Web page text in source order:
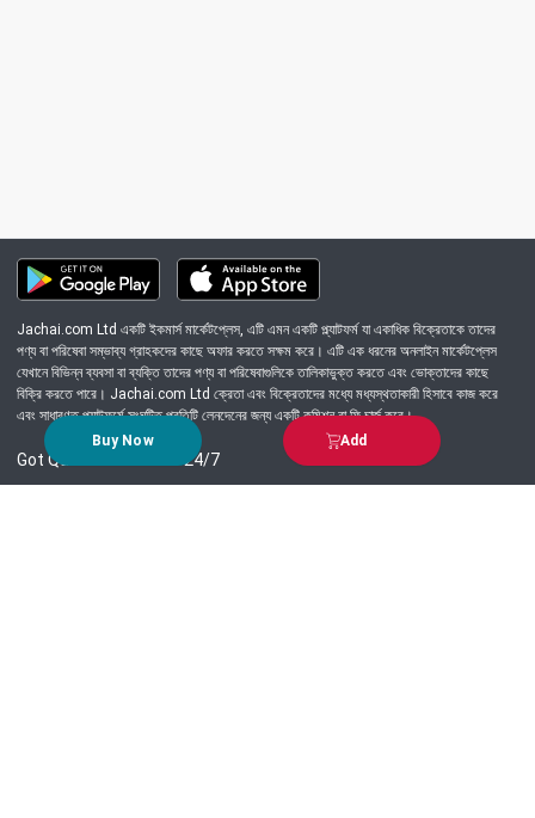
Buy Now Add
Jachai.com Ltd একটি ইকমার্স মার্কেটপ্লেস, এটি এমন একটি প্ল্যাটফর্ম যা একাধিক বিক্রেতাকে তাদের
পণ্য বা পরিষেবা সম্ভাব্য গ্রাহকদের কাছে অফার করতে সক্ষম করে। এটি এক ধরনের অনলাইন মার্কেটপ্লেস
যেখানে বিভিন্ন ব্যবসা বা ব্যক্তি তাদের পণ্য বা পরিষেবাগুলিকে তালিকাভুক্ত করতে এবং ভোক্তাদের কাছে
বিক্রি করতে পারে। Jachai.com Ltd ক্রেতা এবং বিক্রেতাদের মধ্যে মধ্যস্থতাকারী হিসাবে কাজ করে
এবং সাধারণত প্ল্যাটফর্মে সংঘটিত প্রতিটি লেনদেনের জন্য একটি কমিশন বা ফি চার্জ করে।
Got Question? Call us 24/7